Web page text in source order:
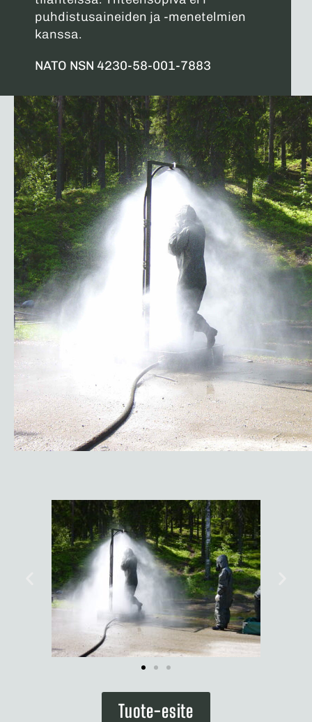
puhdistusaineiden ja -menetelmien
kanssa.
NATO NSN 4230-58-001-7883
Tuote-esite